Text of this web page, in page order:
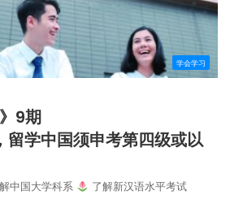
学会学习
9期
留学中国须申考第四级或以
中国大学科系 了解新汉语水平考试